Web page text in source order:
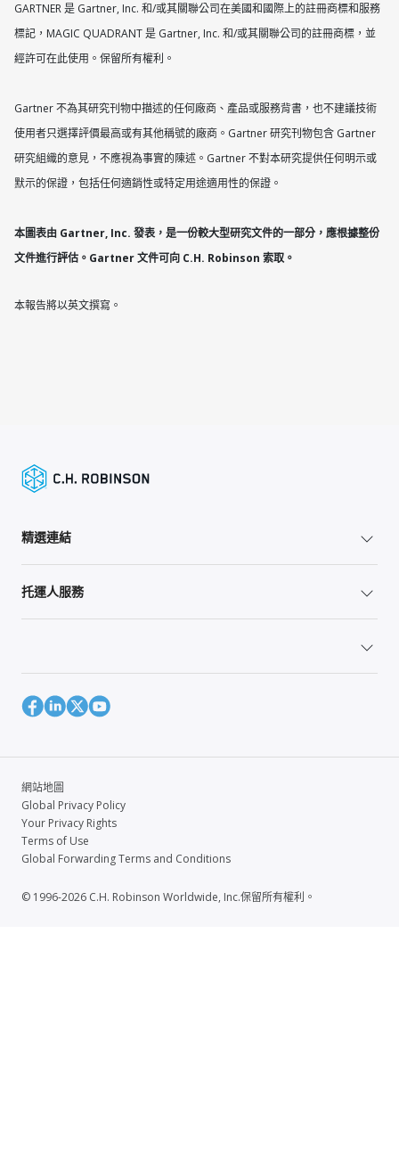
GARTNER 是 Gartner, Inc. 和/或其關聯公司在美國和國際上的註冊商標和服務
標記，MAGIC QUADRANT 是 Gartner, Inc. 和/或其關聯公司的註冊商標，並
經許可在此使用。保留所有權利。
Gartner 不為其研究刊物中描述的任何廠商、產品或服務背書，也不建議技術
使用者只選擇評價最高或有其他稱號的廠商。Gartner 研究刊物包含 Gartner
研究組織的意見，不應視為事實的陳述。Gartner 不對本研究提供任何明示或
默示的保證，包括任何適銷性或特定用途適用性的保證。
本圖表由 Gartner, Inc. 發表，是一份較大型研究文件的一部分，應根據整份
文件進行評估。Gartner 文件可向 C.H. Robinson 索取。
本報告將以英文撰寫。
精選連結
托運人服務
網站地圖
Global Privacy Policy
Your Privacy Rights
Terms of Use
Global Forwarding Terms and Conditions
© 1996-2026 C.H. Robinson Worldwide, Inc.保留所有權利。